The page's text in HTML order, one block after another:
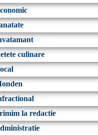
culinare
la redactie